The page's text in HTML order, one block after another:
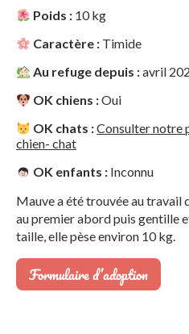
Poids : 10 kg
Caractère : Timide
Au refuge depuis :avril
OK chiens :Oui
OK chats :Consulter notre
chien- chat
OK enfants : Inconnu
Mauve a été trouvée au travail
au premier abord puis gentille
taille, elle pèse environ 10 kg.
Formulaire d’adoption